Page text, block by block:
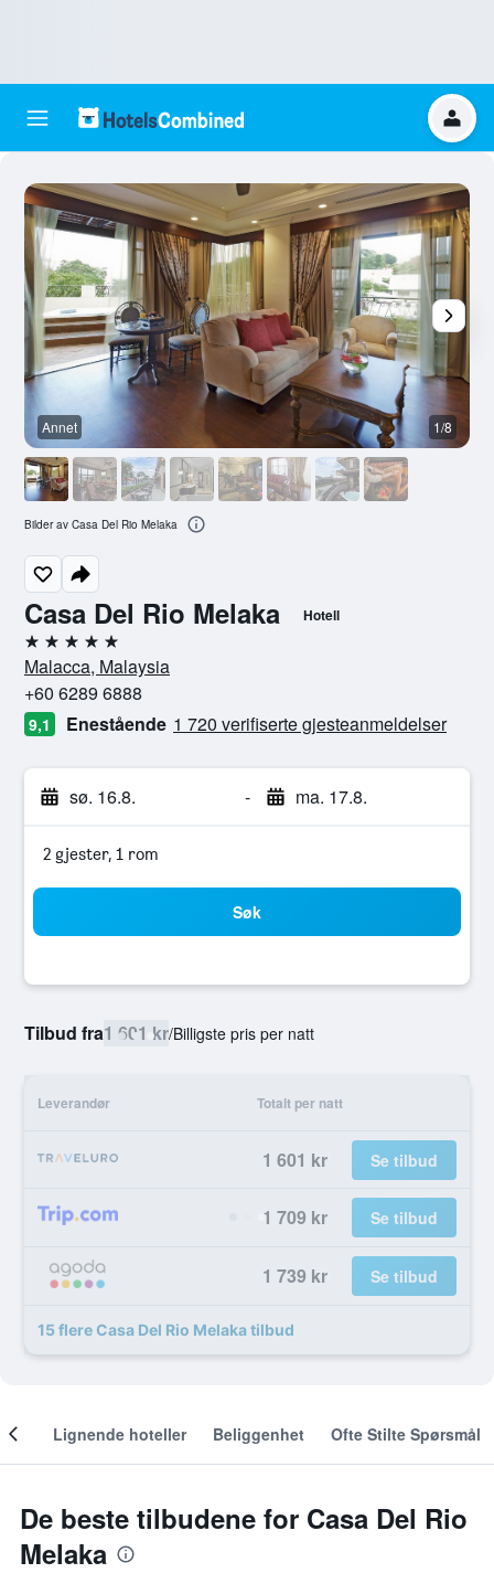
Casa Del Rio Melaka Hotell
5 stjerner
Malacca, Malaysia
+60 6289 6888
9,1 Enestående 1 720 verifiserte gjesteanmeldelser
sø. 16.8. - ma. 17.8.
2 gjester, 1 rom
Søk
Tilbud fra1 601 kr/Billigste pris per natt
Leverandør Totalt per natt
1 601 kr Se tilbud
1 709 kr Se tilbud
1 739 kr Se tilbud
15 flere Casa Del Rio Melaka tilbud
Annet 1/8
Bilder av Casa Del Rio Melaka
Lignende hoteller Beliggenhet Ofte Stilte Spørsmål
De beste tilbudene for Casa Del Rio
Melaka